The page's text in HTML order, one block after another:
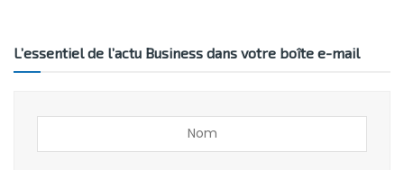
L’essentiel de l’actu Business dans votre boîte e-mail